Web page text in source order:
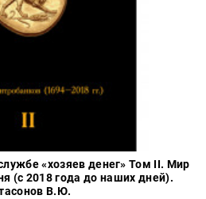
«хозяев денег» Том II. Мир
(с 2018 года до наших дней).
В.Ю.